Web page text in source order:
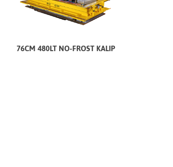
76CM 480LT NO-FROST KALIP